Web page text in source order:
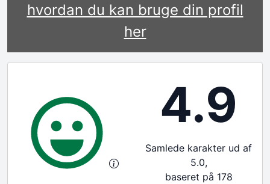
hvordan du kan bruge din profil
her
4.9
Samlede karakter ud af
5.0,
baseret på 178